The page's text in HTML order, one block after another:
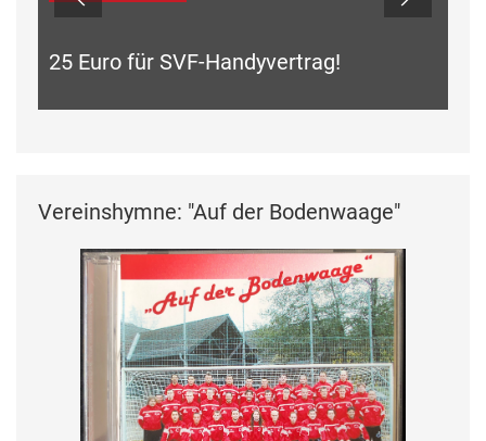
25 Euro für SVF-Handyvertrag!
Vereinshymne: "Auf der Bodenwaage"